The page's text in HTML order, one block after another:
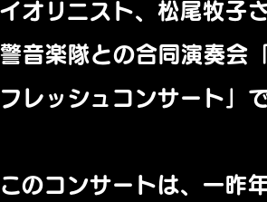
イオリニスト、松尾牧子
警音楽隊との合同演奏会
フレッシュコンサート」で
このコンサートは、一昨